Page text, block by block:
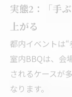
実態2：「手
上がる
都内イベントは“
室内BBQは、会
されるケースが
なります。